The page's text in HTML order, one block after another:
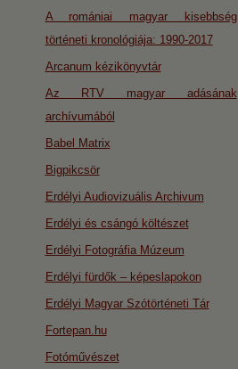
A romániai magyar kisebbség
történeti kronológiája: 1990-2017
Arcanum kézikönyvtár
Az RTV magyar adásának
archívumából
Babel Matrix
Bigpikcsör
Erdélyi Audiovizuális Archivum
Erdélyi és csángó költészet
Erdélyi Fotográfia Múzeum
Erdélyi fürdők – képeslapokon
Erdélyi Magyar Szótörténeti Tár
Fortepan.hu
Fotóművészet